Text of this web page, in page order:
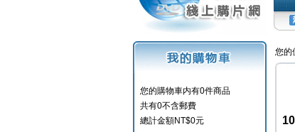
您的購物車内有0件商品
共有0不含郵費
總計金額NT$0元
您的